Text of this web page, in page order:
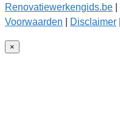
Renovatiewerkengids.be
Voorwaarden
Disclaimer
×